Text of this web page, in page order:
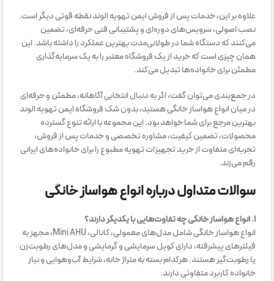
علاوه بر این، خدمات پس از فروش ایمن تهویه الوند نقطه قوتی دیگر است.
نصب اصولی، سرویس‌های دوره‌ای و پشتیبانی فنی حرفه‌ای، تضمین
می‌کنند که دستگاه شما در طولانی‌مدت بهترین عملکرد را داشته باشد. این
همان چیزی است که خرید از یک فروشگاه معتبر را به یک سرمایه‌گذاری
مطمئن برای خانواده‌ها تبدیل می‌کند.
در جمع‌بندی می‌توان گفت، اگر به دنبال انتخابی آگاهانه، مطمئن و حرفه‌ای
در میان انواع هواساز خانگی هستید، بدون شک فروشگاه ایمن تهویه الوند
بهترین مرجع برای شما خواهد بود. این مجموعه با ارائه تنوع گسترده
محصولات، تضمین کیفیت، مشاوره تخصصی و خدمات پس از فروش،
تجربه‌ای متفاوت از خرید تجهیزات تهویه مطبوع را برای خانواده‌های ایرانی
رقم می‌زند.
سوالات متداول درباره انواع هواساز خانگی
۱. انواع هواساز خانگی چه تفاوت‌هایی با یکدیگر دارند؟
انواع هواساز خانگی شامل مدل‌های معمولی، کانالی، Mini AHU، مجهز به
فیلترهای پیشرفته، دارای کویل سرمایشی و گرمایشی و مدل‌های رطوبت‌زن
یا رطوبت‌گیر هستند. هرکدام بسته به متراژ خانه، شرایط آب‌وهوایی و نیاز
خانواده کاربرد متفاوتی دارند.